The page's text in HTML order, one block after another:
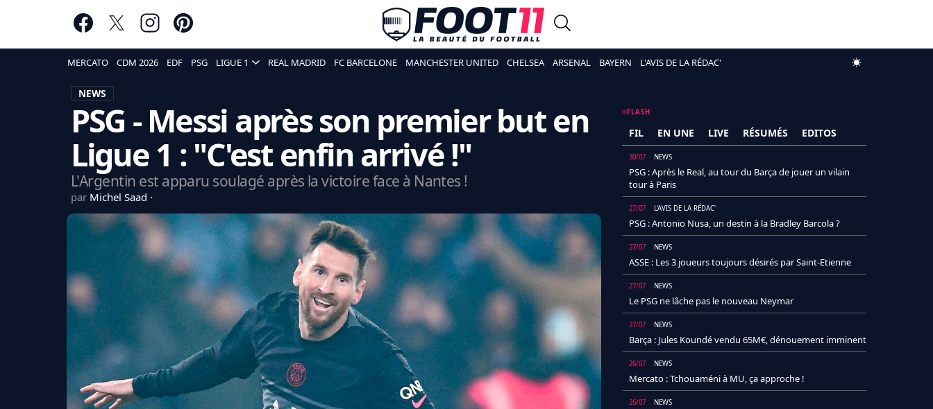
MERCATO CDM 2026 EDF PSG LIGUE 1 REAL MADRID FC BARCELONE MANCHESTER UNITED CHELSEA ARSENAL BAYERN L'AVIS DE LA RÉDAC'
NEWS
PSG - Messi après son premier but en
Ligue 1 : "C'est enfin arrivé !"
L'Argentin est apparu soulagé après la victoire face à Nantes !
par Michel Saad
FLASH
FIL EN UNE LIVE RÉSUMÉS EDITOS
30/07 NEWS
PSG : Après le Real, au tour du Barça de jouer un vilain
tour à Paris
27/07 L'AVIS DE LA RÉDAC'
PSG : Antonio Nusa, un destin à la Bradley Barcola ?
27/07 NEWS
ASSE : Les 3 joueurs toujours désirés par Saint-Etienne
27/07 NEWS
Le PSG ne lâche pas le nouveau Neymar
27/07 NEWS
Barça : Jules Koundé vendu 65M€, dénouement imminent
26/07 NEWS
Mercato : Tchouaméni à MU, ça approche !
26/07 NEWS